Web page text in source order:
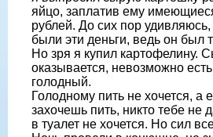
яйцо, заплатив ему
рублей. До сих пор
были эти деньги, ведь он был
Но зря я купил картофелину.
оказывается, невозможно
голодный.
Голодному пить не хочется, а
захочешь пить, никто тебе не
в туалет не хочется. Но сил